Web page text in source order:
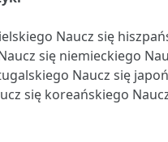
Naucz się
się niemieckiego
Naucz się
się koreańskiego